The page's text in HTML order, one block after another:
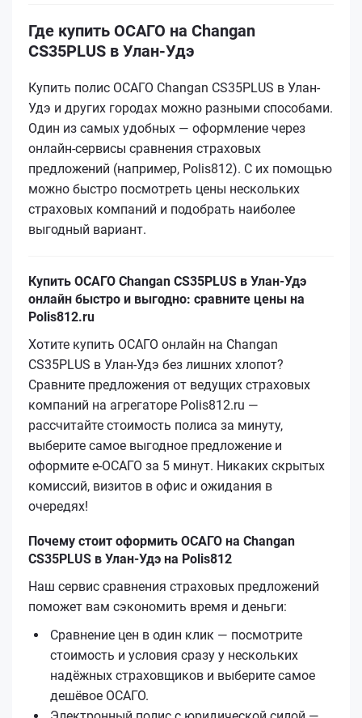
Где купить ОСАГО на Changan
CS35PLUS в Улан-Удэ
Купить полис ОСАГО Changan CS35PLUS в Улан-
Удэ и других городах можно разными способами.
Один из самых удобных — оформление через
онлайн-сервисы сравнения страховых
предложений (например, Polis812). С их помощью
можно быстро посмотреть цены нескольких
страховых компаний и подобрать наиболее
выгодный вариант.
Купить ОСАГО Changan CS35PLUS в Улан-Удэ
онлайн быстро и выгодно: сравните цены на
Polis812.ru
Хотите купить ОСАГО онлайн на Changan
CS35PLUS в Улан-Удэ без лишних хлопот?
Сравните предложения от ведущих страховых
компаний на агрегаторе Polis812.ru —
рассчитайте стоимость полиса за минуту,
выберите самое выгодное предложение и
оформите е‑ОСАГО за 5 минут. Никаких скрытых
комиссий, визитов в офис и ожидания в
очередях!
Почему стоит оформить ОСАГО на Changan
CS35PLUS в Улан-Удэ на Polis812
Наш сервис сравнения страховых предложений
поможет вам сэкономить время и деньги:
Сравнение цен в один клик — посмотрите
стоимость и условия сразу у нескольких
надёжных страховщиков и выберите самое
дешёвое ОСАГО.